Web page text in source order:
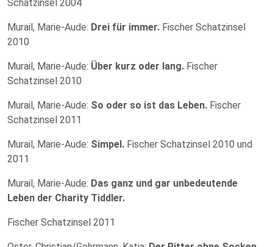
Schatzinsel 2004
Murail, Marie-Aude: Drei für immer. Fischer Schatzinsel
2010
Murail, Marie-Aude: Über kurz oder lang. Fischer
Schatzinsel 2010
Murail, Marie-Aude: So oder so ist das Leben. Fischer
Schatzinsel 2011
Murail, Marie-Aude: Simpel. Fischer Schatzinsel 2010 und
2011
Murail, Marie-Aude: Das ganz und gar unbedeutende
Leben der Charity Tiddler.
Fischer Schatzinsel 2011